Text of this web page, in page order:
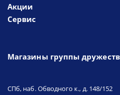
Акции
Сервис
Магазины группы
СПб, наб. Обводного к., д. 148/152